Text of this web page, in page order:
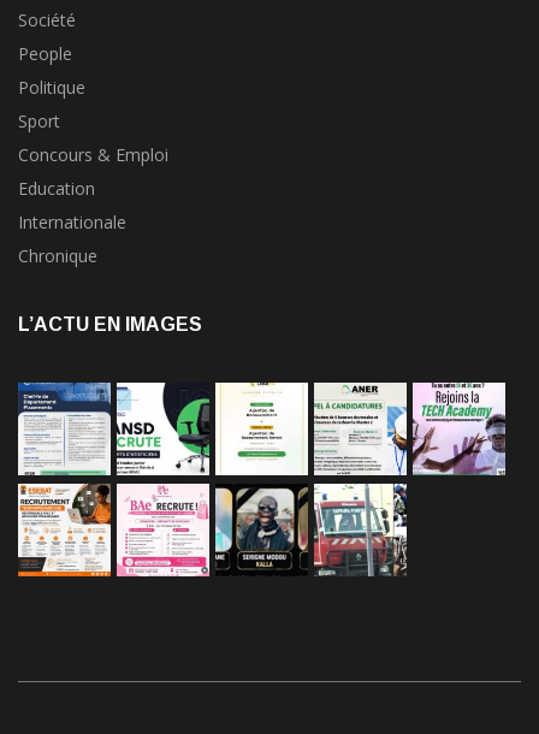
Société
People
Politique
Sport
Concours & Emploi
Education
Internationale
Chronique
L’ACTU EN IMAGES